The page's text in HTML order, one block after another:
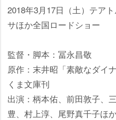
2018年3月17日（土）テア
サほか全国ロードショー
監督・脚本：冨永昌敬
原作：末井昭「素敵なダイ
くま文庫刊
出演：柄本佑、前田敦子、
豊、村上淳、尾野真千子ほ